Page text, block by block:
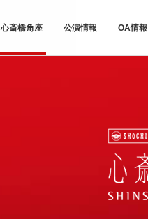
心斎橋角座 公演情報 OA情報